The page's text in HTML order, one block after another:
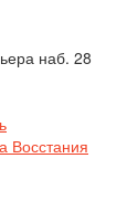
наб. 28
Восстания